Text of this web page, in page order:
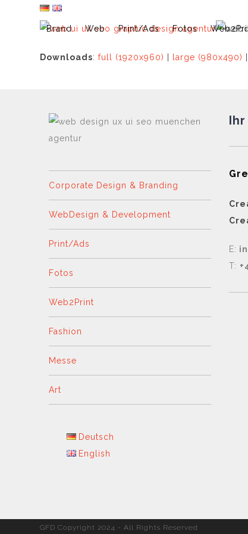
Brand Web Print/Ads Fotos
Downloads:full (1920x960) large (980x490)
Corporate Design & Branding
WebDesign & Development
Print/Ads
Fotos
Web2Print
Fashion
Messe
Art
Deutsch
English
E:
T:
GFD Copyright 2024 - All Rights Reserved